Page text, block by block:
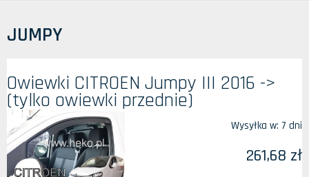
JUMPY
Owiewki CITROEN Jumpy III 2016 ->
(tylko owiewki przednie)
Wysyłka w: 7 dni
261,68 zł